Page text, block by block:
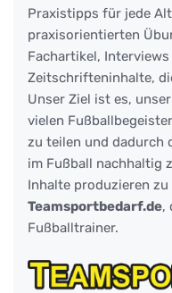
Praxistipps für jede
praxisorientierten
Fachartikel,
Zeitschrifteninhalte,
Unser Ziel ist es,
vielen
zu teilen und dadurch
im Fußball nachhaltig
Inhalte produzieren
Teamsportbedarf.de,
Fußballtrainer.